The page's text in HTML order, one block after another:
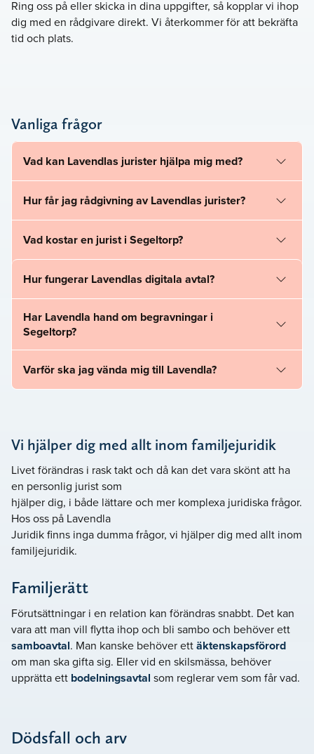
Ring oss påeller skicka in dina uppgifter, så kopplar vi ihop
dig med en rådgivare direkt. Vi återkommer för att bekräfta
tid och plats.
Vanliga frågor
Vad kan Lavendlas jurister hjälpa mig med?
Hur får jag rådgivning av Lavendlas jurister?
Vad kostar en jurist i Segeltorp?
Hur fungerar Lavendlas digitala avtal?
Har Lavendla hand om begravningar i
Segeltorp?
Varför ska jag vända mig till Lavendla?
Vi hjälper dig med allt inom familjejuridik
Livet förändras i rask takt och då kan det vara skönt att ha
en personlig jurist som
hjälper dig, i både lättare och mer komplexa juridiska frågor.
Hos oss på Lavendla
Juridik finns inga dumma frågor, vi hjälper dig med allt inom
familjejuridik.
Familjerätt
Förutsättningar i en relation kan förändras snabbt. Det kan
vara att man vill flytta ihop och bli sambo och behöver ett
samboavtal. Man kanske behöver ettäktenskapsförord
om man ska gifta sig. Eller vid en skilsmässa, behöver
upprätta ett bodelningsavtal som reglerar vem som får vad.
Dödsfall och arv